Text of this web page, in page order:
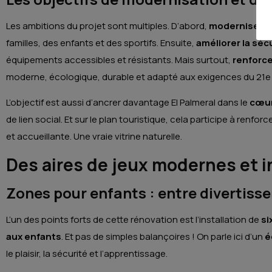
Les ambitions du projet sont multiples. D’abord, moderniser
familles, des enfants et des sportifs. Ensuite, améliorer la
équipements accessibles et résistants. Mais surtout,
moderne, écologique, durable et adapté aux exigences du 21e
L’objectif est aussi d’ancrer davantage El Palmeral dans le
de lien social. Et sur le plan touristique, cela participe à
et accueillante. Une vraie vitrine naturelle.
Des aires de jeux modernes et
Zones pour enfants : entre
L’un des points forts de cette rénovation est l’installation de
aux enfants. Et pas de simples balançoires ! On parle ici d’un
le plaisir, la sécurité et l’apprentissage.